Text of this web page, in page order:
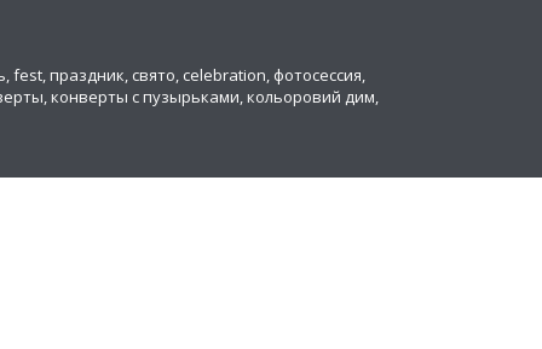
fest, праздник, свято, celebration, фотосессия,
конверты с пузырьками, кольоровий дим,